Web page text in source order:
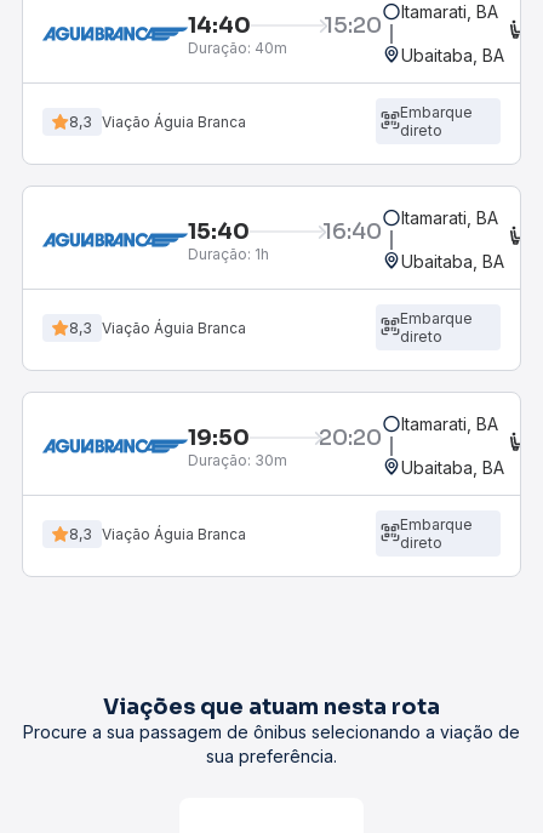
14:40 15:20
Duração: 40m
Itamarati, BA
Ubaitaba, BA
8,3 Viação Águia Branca
Embarque
direto
15:40 16:40
Duração: 1h
Itamarati, BA
Ubaitaba, BA
8,3 Viação Águia Branca
Embarque
direto
19:50 20:20
Duração: 30m
Itamarati, BA
Ubaitaba, BA
8,3 Viação Águia Branca
Embarque
direto
Viações que atuam nesta rota
Procure a sua passagem de ônibus selecionando a viação de
sua preferência.